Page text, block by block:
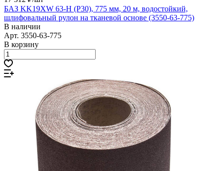
БАЗ KK19XW 63-H (Р30), 775 мм, 20 м, водостойкий,
шлифовальный рулон на тканевой основе (3550-63-775)
В наличии
Арт. 3550-63-775
В корзину